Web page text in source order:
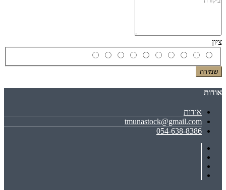
ציון
שמירה
אודות
אודות
tmunastock@gmail.com
054-638-8386